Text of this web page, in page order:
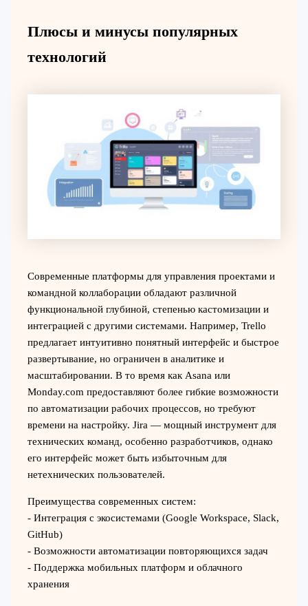
Плюсы и минусы популярных
технологий
Современные платформы для управления проектами и
командной коллаборации обладают различной
функциональной глубиной, степенью кастомизации и
интеграцией с другими системами. Например, Trello
предлагает интуитивно понятный интерфейс и быстрое
развертывание, но ограничен в аналитике и
масштабировании. В то время как Asana или
Monday.com предоставляют более гибкие возможности
по автоматизации рабочих процессов, но требуют
времени на настройку. Jira — мощный инструмент для
технических команд, особенно разработчиков, однако
его интерфейс может быть избыточным для
нетехнических пользователей.
Преимущества современных систем:
- Интеграция с экосистемами (Google Workspace, Slack,
GitHub)
- Возможности автоматизации повторяющихся задач
- Поддержка мобильных платформ и облачного
хранения